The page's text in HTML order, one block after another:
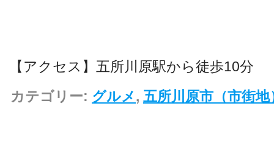
【アクセス】五所川原駅から徒歩10分
カテゴリー: グルメ, 五所川原市（市街地